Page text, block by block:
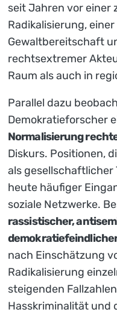
seit Jahren vor einer
Radikalisierung,
Gewaltbereitschaft
rechtsextremer
Raum als auch in
Parallel dazu
Demokratieforscher
Normalisierung
Diskurs. Positionen,
als gesellschaftlicher
heute häufiger
soziale Netzwerke.
rassistischer,
nach Einschätzung
Radikalisierung
steigenden
Hasskriminalität und